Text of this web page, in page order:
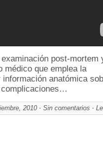
post-mortem
médico que emplea la
anatómica
2010 Sin comentarios